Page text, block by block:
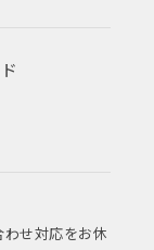
せ対応をお休